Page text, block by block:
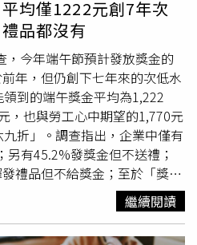
均僅1222元創7年次
品都沒有
，今年端午節預計發放獎金的
年，但仍創下七年來的次低水
到的端午獎金平均為1,222
，也與勞工心中期望的1,770元
折」。調查指出，企業中僅有
有45.2%發獎金但不送禮；
禮品但不給獎金；至於「獎
高達29.3%，讓近三成員工面
，最多企業（30%）計畫發
發500～800元；僅7.9%願意
繼續閱讀